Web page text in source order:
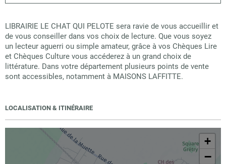
LIBRAIRIE LE CHAT QUI PELOTE sera ravie de vous accueillir et
de vous conseiller dans vos choix de lecture. Que vous soyez
un lecteur aguerri ou simple amateur, grâce à vos Chèques Lire
et Chèques Culture vous accéderez à un grand choix de
littérature. Dans votre département plusieurs points de vente
sont accessibles, notamment à MAISONS LAFFITTE.
LOCALISATION & ITINÉRAIRE
+
−